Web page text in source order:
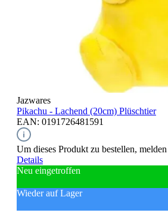
Jazwares
Pikachu - Lachend (20cm) Plüschtier
EAN: 0191726481591
Um dieses Produkt zu bestellen,
Details
Neu eingetroffen
Wieder auf Lager